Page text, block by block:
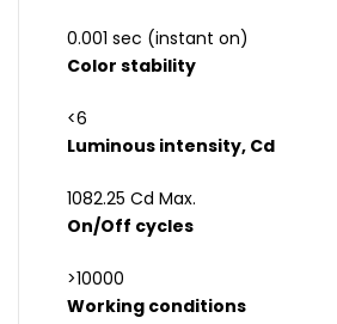
0.001 sec (instant on)
Color stability
<6
Luminous intensity, Cd
1082.25 Cd Max.
On/Off cycles
>10000
Working conditions